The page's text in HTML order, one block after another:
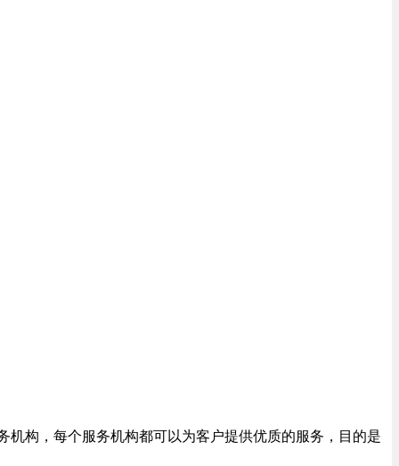
机构，每个服务机构都可以为客户提供优质的服务，目的是